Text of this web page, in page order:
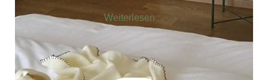
Weiterlesen....